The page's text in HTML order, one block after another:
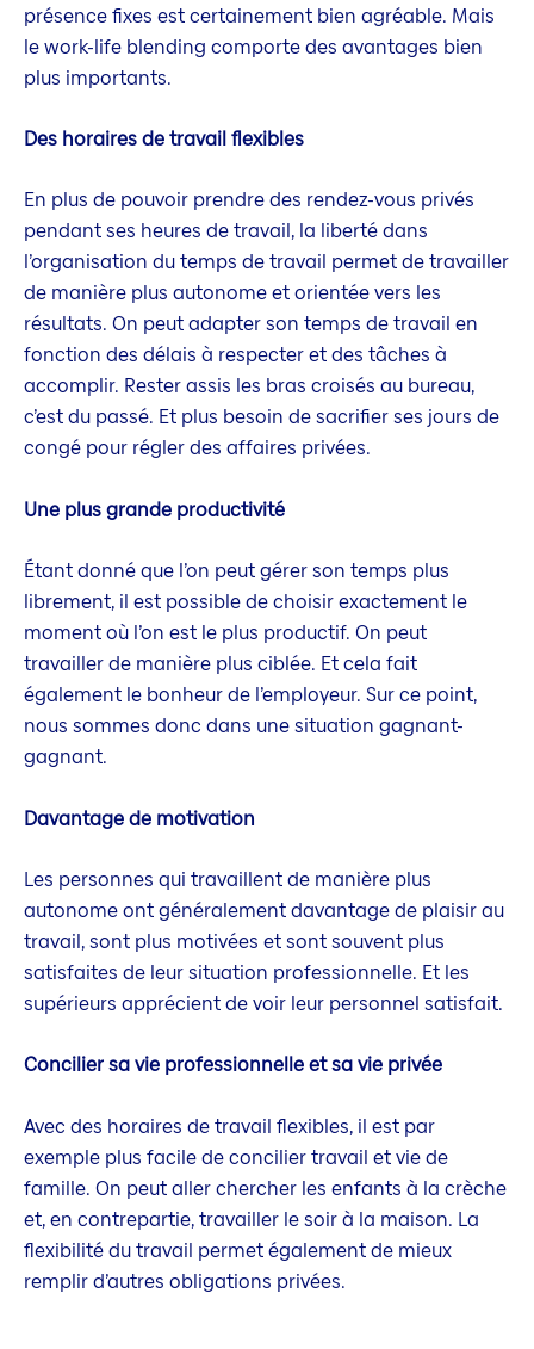
présence fixes est certainement bien agréable. Mais
le work-life blending comporte des avantages bien
plus importants.
Des horaires de travail flexibles
En plus de pouvoir prendre des rendez-vous privés
pendant ses heures de travail, la liberté dans
l’organisation du temps de travail permet de travailler
de manière plus autonome et orientée vers les
résultats. On peut adapter son temps de travail en
fonction des délais à respecter et des tâches à
accomplir. Rester assis les bras croisés au bureau,
c’est du passé. Et plus besoin de sacrifier ses jours de
congé pour régler des affaires privées.
Une plus grande productivité
Étant donné que l’on peut gérer son temps plus
librement, il est possible de choisir exactement le
moment où l’on est le plus productif. On peut
travailler de manière plus ciblée. Et cela fait
également le bonheur de l’employeur. Sur ce point,
nous sommes donc dans une situation gagnant-
gagnant.
Davantage de motivation
Les personnes qui travaillent de manière plus
autonome ont généralement davantage de plaisir au
travail, sont plus motivées et sont souvent plus
satisfaites de leur situation professionnelle. Et les
supérieurs apprécient de voir leur personnel satisfait.
Concilier sa vie professionnelle et sa vie privée
Avec des horaires de travail flexibles, il est par
exemple plus facile de concilier travail et vie de
famille. On peut aller chercher les enfants à la crèche
et, en contrepartie, travailler le soir à la maison. La
flexibilité du travail permet également de mieux
remplir d’autres obligations privées.